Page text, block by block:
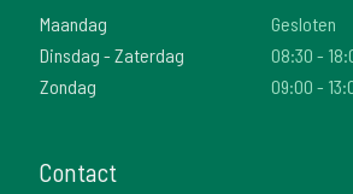
Maandag
Gesloten
Dinsdag - Zaterdag
08:30 -
Zondag
09:00 -
Contact